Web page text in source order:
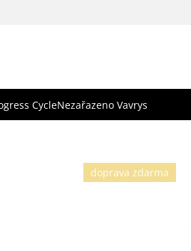
CycleNezařazeno Vavrys
doprava zdarma